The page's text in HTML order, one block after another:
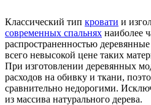
Классический тип кровати и
современных спальнях наиболее
распространенностью
всего невысокой цене таких
При изготовлении деревянных
расходов на обивку и ткани,
сравнительно недорогими.
из массива натурального дерева.